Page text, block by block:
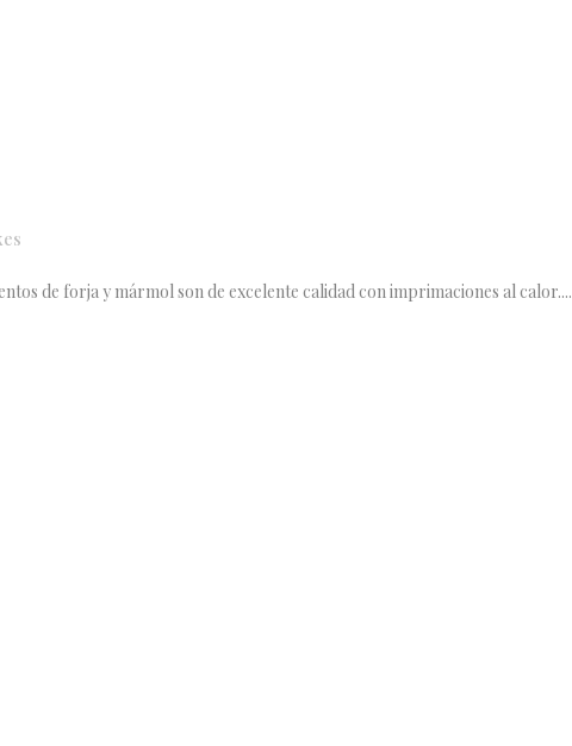
de forja y mármol son de excelente calidad con imprimaciones al calor....